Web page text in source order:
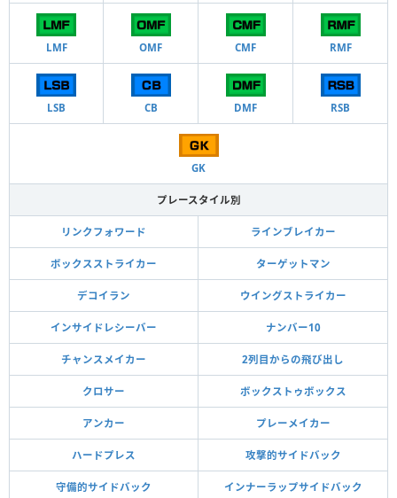
LMF OMF CMF RMF
LSB CB DMF RSB
GK
プレースタイル別
リンクフォワード ラインブレイカー
ボックスストライカー ターゲットマン
デコイラン ウイングストライカー
インサイドレシーバー ナンバー10
チャンスメイカー 2列目からの飛び出し
クロサー ボックストゥボックス
アンカー プレーメイカー
ハードプレス 攻撃的サイドバック
守備的サイドバック インナーラップサイドバック